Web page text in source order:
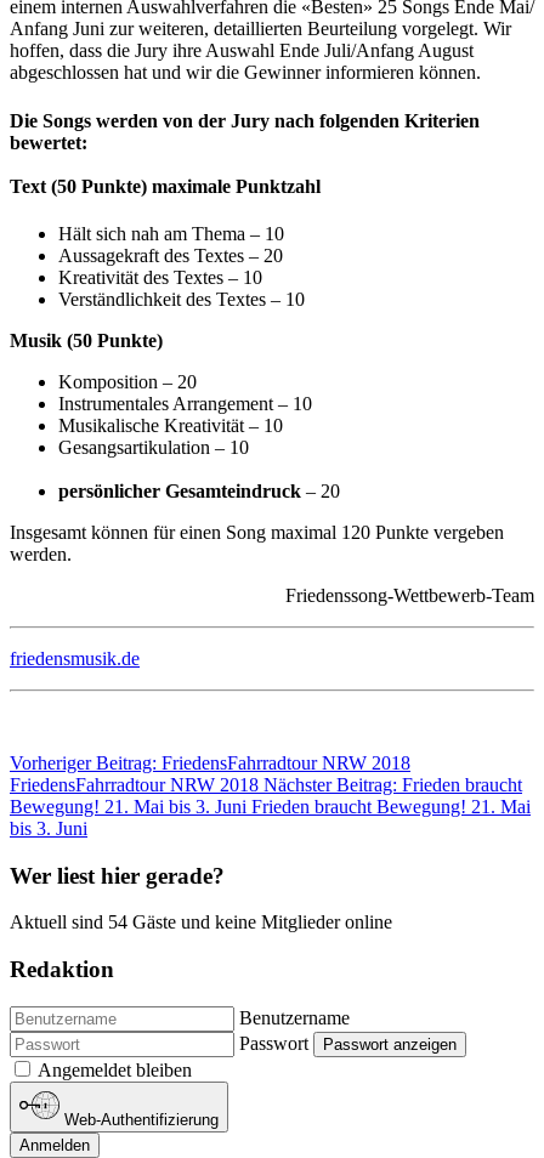
einem internen Auswahlverfahren die «Besten» 25 Songs Ende Mai/
Anfang Juni zur weiteren, detaillierten Beurteilung vorgelegt. Wir
hoffen, dass die Jury ihre Auswahl Ende Juli/Anfang August
abgeschlossen hat und wir die Gewinner informieren können.
Die Songs werden von der Jury nach folgenden Kriterien
bewertet:
Text (50 Punkte) maximale Punktzahl
Hält sich nah am Thema – 10
Aussagekraft des Textes – 20
Kreativität des Textes – 10
Verständlichkeit des Textes – 10
Musik (50 Punkte)
Komposition – 20
Instrumentales Arrangement – 10
Musikalische Kreativität – 10
Gesangsartikulation – 10
persönlicher Gesamteindruck – 20
Insgesamt können für einen Song maximal 120 Punkte vergeben
werden.
Friedenssong-Wettbewerb-Team
friedensmusik.de
Vorheriger Beitrag: FriedensFahrradtour NRW 2018
FriedensFahrradtour NRW 2018 Nächster Beitrag: Frieden braucht
Bewegung! 21. Mai bis 3. Juni Frieden braucht Bewegung! 21. Mai
bis 3. Juni
Wer liest hier gerade?
Aktuell sind 54 Gäste und keine Mitglieder online
Redaktion
Benutzername
Passwort
Passwort anzeigen
Angemeldet bleiben
Web-Authentifizierung
Anmelden